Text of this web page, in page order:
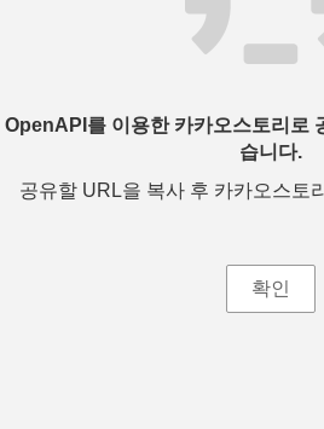
OpenAPI를 이용한 카카오스토리로
습니다.
공유할 URL을 복사 후 카카오스토
확인